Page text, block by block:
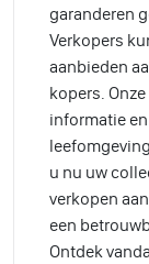
garanderen
Verkopers
aanbieden
kopers.
informatie
u nu uw
verkopen
een
Ontdek